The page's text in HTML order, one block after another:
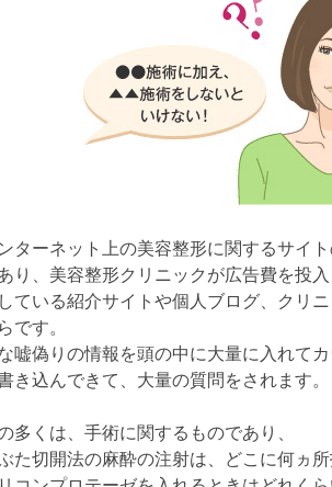
ターネット上の美容整形に関するサイ
り、美容整形クリニックが広告費を投
ている紹介サイトや個人ブログ、クリ
です。
嘘偽りの情報を頭の中に大量に入れて
き込んできて、大量の質問をされます。
多くは、手術に関するものであり、
た切開法の麻酔の注射は、どこに何ヵ